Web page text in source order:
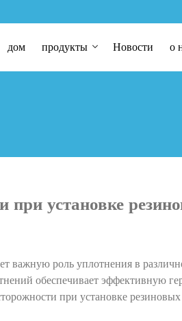
дом продукты Новости о
установке
важную роль уплотнения в
обеспечивает эффективную
при установке